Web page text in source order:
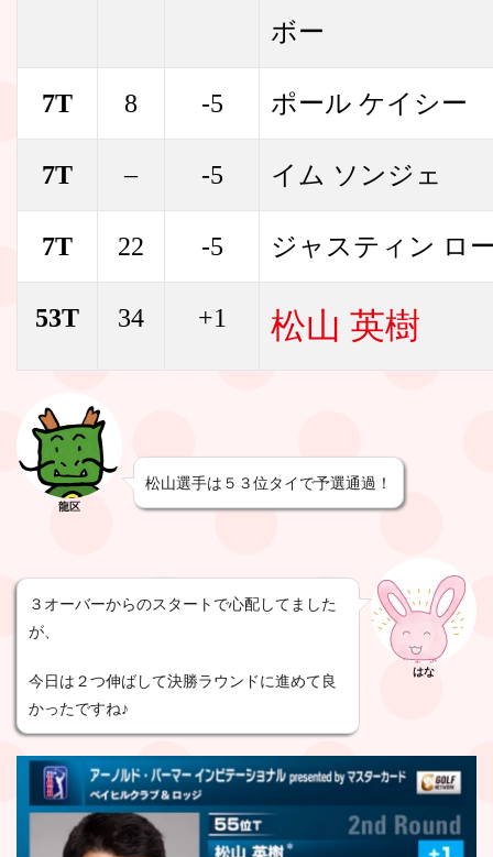
ボー
7T 8 -5 ポール ケイシー
7T – -5 イム ソンジェ
7T 22 -5 ジャスティン ロ
53T 34 +1 松山 英樹
龍区
松山選手は５３位タイで予選通過！
３オーバーからのスタートで心配してました
が、
今日は２つ伸ばして決勝ラウンドに進めて良
かったですね♪
はな